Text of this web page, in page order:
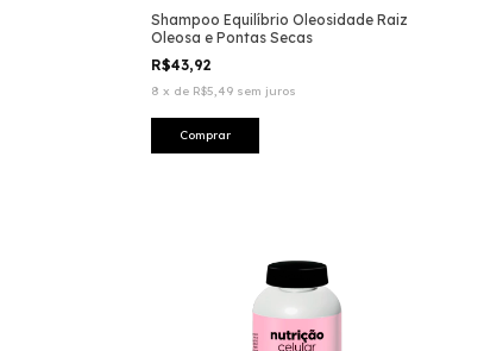
Shampoo Equilíbrio Oleosidade Raiz
Oleosa e Pontas Secas
R$43,92
8 x de R$5,49 sem juros